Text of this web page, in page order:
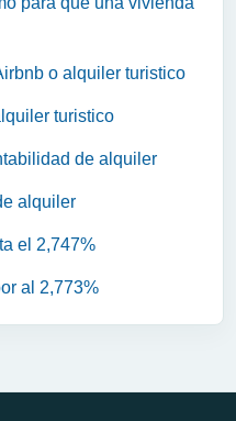
o alquiler turistico
turistico
de alquiler
alquiler
el 2,747%
al 2,773%